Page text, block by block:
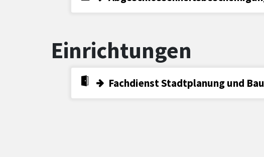
Einrichtungen
Fachdienst Stadtplanung und